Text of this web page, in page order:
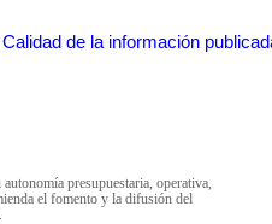
de la información
presupuestaria, operativa,
el fomento y la difusión del